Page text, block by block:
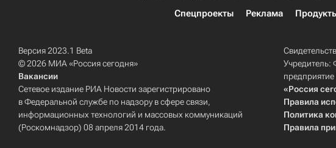
Спецпроекты
Реклама
Версия 2023.1 Beta
© 2026 МИА «Россия сегодня»
Вакансии
Сетевое издание РИА Новости зарегистрировано
в Федеральной службе по надзору в сфере связи,
информационных технологий и массовых коммуникаций
(Роскомнадзор) 08 апреля 2014 года.
Учредитель:
«Россия
Правила
Политика
Правила